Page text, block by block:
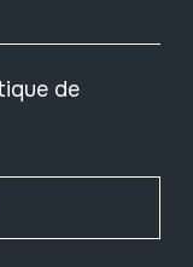
de